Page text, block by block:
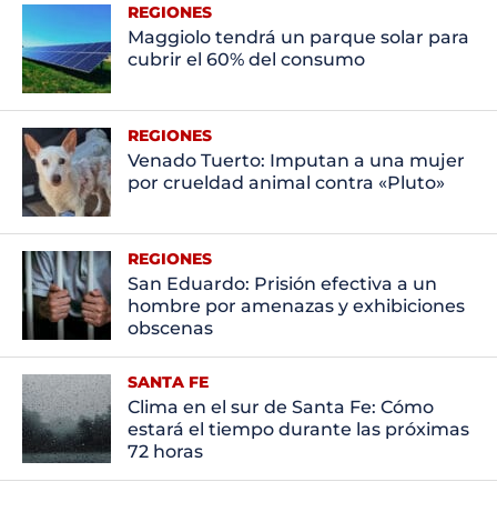
REGIONES
Maggiolo tendrá un parque solar para
cubrir el 60% del consumo
REGIONES
Venado Tuerto: Imputan a una mujer
por crueldad animal contra «Pluto»
REGIONES
San Eduardo: Prisión efectiva a un
hombre por amenazas y exhibiciones
obscenas
SANTA FE
Clima en el sur de Santa Fe: Cómo
estará el tiempo durante las próximas
72 horas